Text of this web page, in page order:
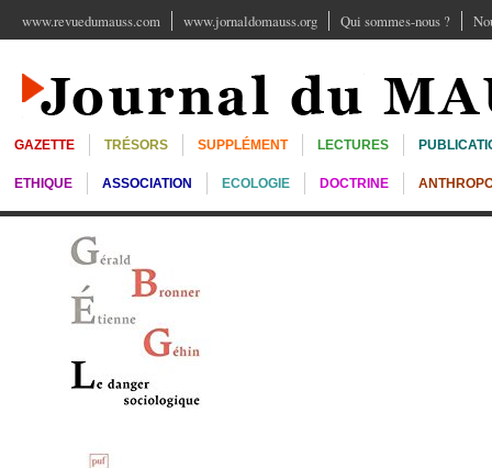
www.revuedumauss.com www.jornaldomauss.org Qui sommes-nous ?
GAZETTE TRÉSORS SUPPLÉMENT LECTURES
ETHIQUE ASSOCIATION ECOLOGIE DOCTRINE